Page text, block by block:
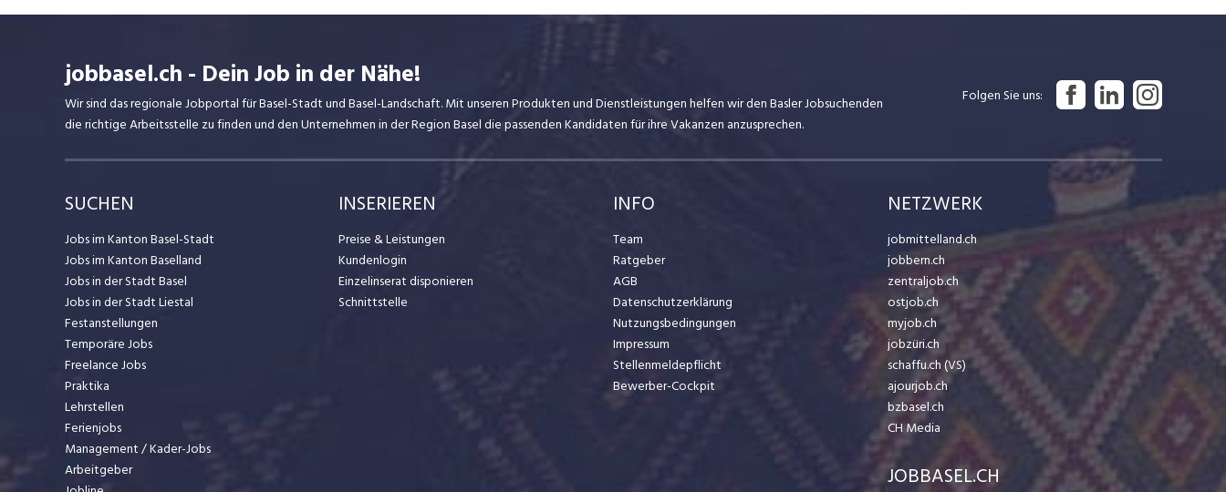
jobbasel.ch - Dein Job in der Nähe!
Wir sind das regionale Jobportal für Basel-Stadt und Basel-Landschaft. Mit unseren Produkten und Dienstleistungen helfen wir den Basler Jobsuchenden
die richtige Arbeitsstelle zu finden und den Unternehmen in der Region Basel die passenden Kandidaten für ihre Vakanzen anzusprechen.
Folgen Sie uns
SUCHEN
Jobs im Kanton Basel-Stadt
Jobs im Kanton Baselland
Jobs in der Stadt Basel
Jobs in der Stadt Liestal
Festanstellungen
Temporäre Jobs
Freelance Jobs
Praktika
Lehrstellen
Ferienjobs
Management / Kader-Jobs
Arbeitgeber
INSERIEREN
Preise & Leistungen
Kundenlogin
Einzelinserat disponieren
Schnittstelle
INFO
Team
Ratgeber
AGB
Datenschutzerklärung
Nutzungsbedingungen
Impressum
Stellenmeldepflicht
Bewerber-Cockpit
NETZWERK
jobmittelland.ch
jobbern.ch
zentraljob.ch
ostjob.ch
myjob.ch
jobzüri.ch
schaffu.ch (VS)
ajourjob.ch
bzbasel.ch
CH Media
JOBBASEL.CH